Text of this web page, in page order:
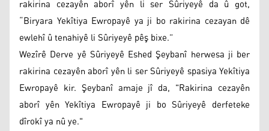
rakirina cezayên aborî yên li ser Sûriyeyê da û got,
“Biryara Yekîtiya Ewropayê ya ji bo rakirina cezayan dê
ewlehî û tenahiyê li Sûriyeyê pêş bixe.”
Wezîrê Derve yê Sûriyeyê Eshed Şeybanî herwesa ji ber
rakirina cezayên aborî yên li ser Sûriyeyê spasiya Yekîtiya
Ewropayê kir. Şeybanî amaje jî da, "Rakirina cezayên
aborî yên Yekîtiya Ewropayê ji bo Sûriyeyê derfeteke
dîrokî ya nû ye."